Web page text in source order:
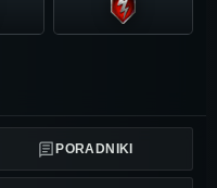
PORADNIKI